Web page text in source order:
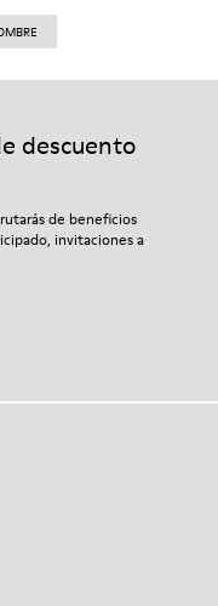
descuento
de beneficios
invitaciones a